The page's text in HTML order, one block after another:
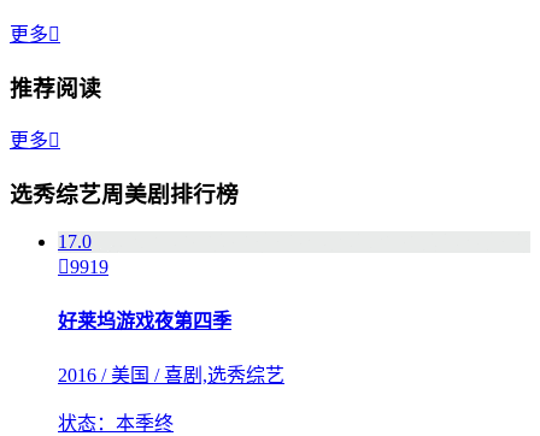
更多
推荐阅读
更多
选秀综艺周美剧排行榜
1 7.0
9919
好莱坞游戏夜第四季
2016 / 美国 / 喜剧,选秀综艺
状态：本季终